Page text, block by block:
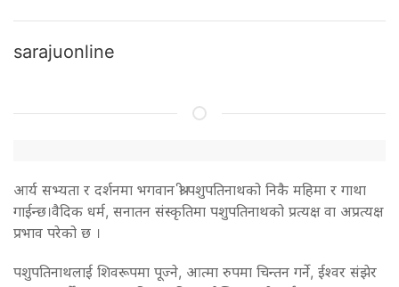
sarajuonline
आर्य सभ्यता र दर्शनमा भगवान श्री पशुपतिनाथको निकै महिमा र गाथा
गाईन्छ।वैदिक धर्म, सनातन संस्कृतिमा पशुपतिनाथको प्रत्यक्ष वा अप्रत्यक्ष
प्रभाव परेको छ ।
पशुपतिनाथलाई शिवरूपमा पूज्ने, आत्मा रुपमा चिन्तन गर्ने, ईश्वर संझेर